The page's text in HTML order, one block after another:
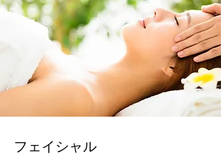
​フェイシャル